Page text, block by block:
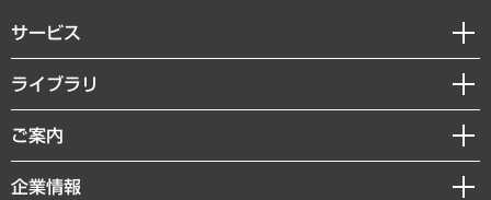
サービス
経営戦略
組織・人事戦略
デジタルイノベーション
ライブラリ
経済調査
レポート
コラム
ご案内
セミナー・イベント情報
企業情報